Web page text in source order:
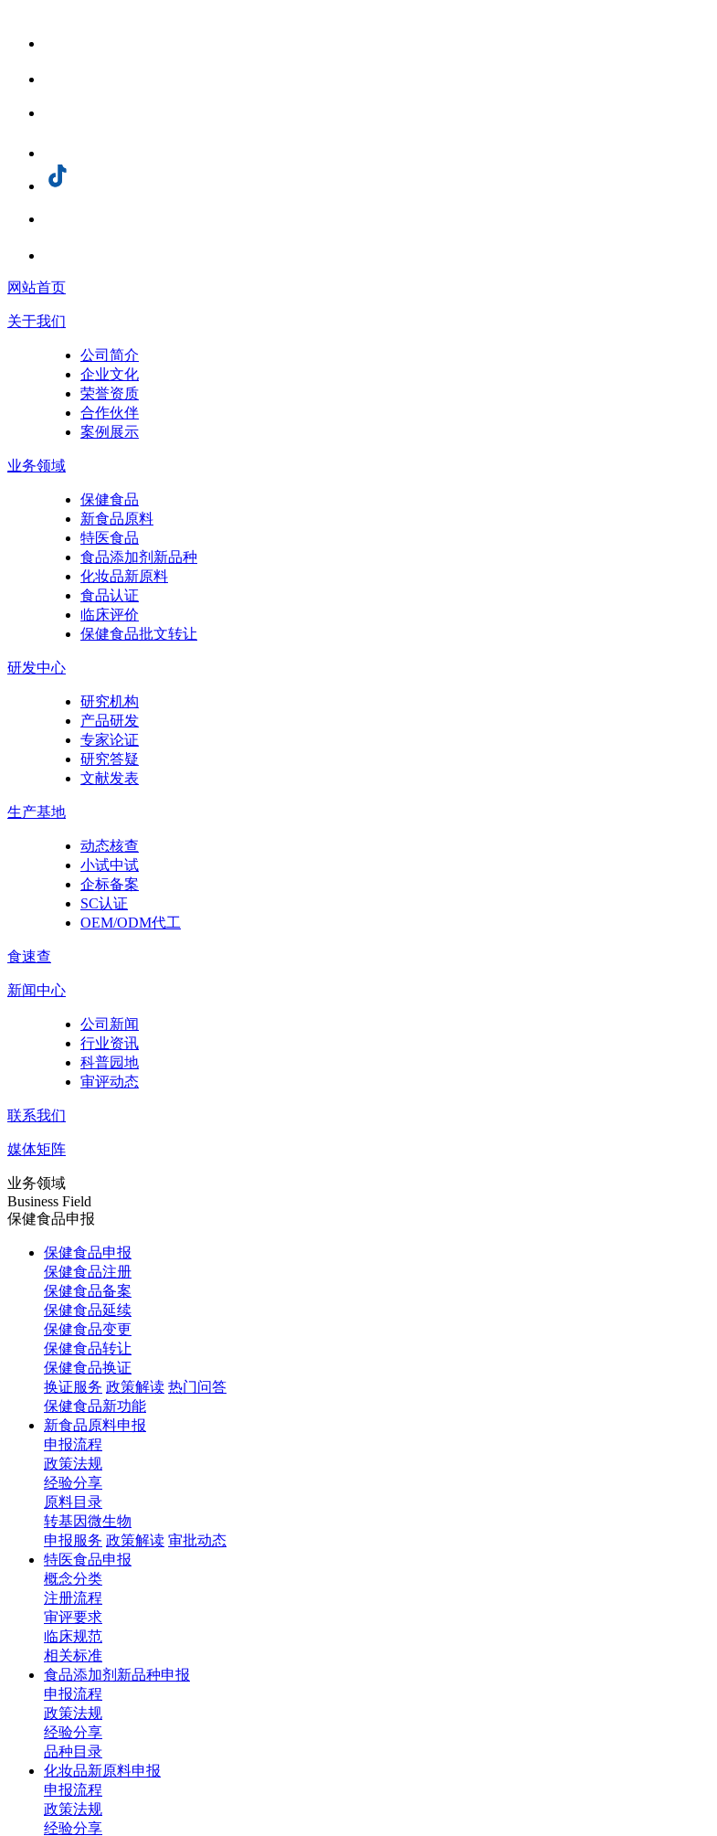
网站首页
关于我们
公司简介
企业文化
荣誉资质
合作伙伴
案例展示
业务领域
保健食品
新食品原料
特医食品
食品添加剂新品种
化妆品新原料
食品认证
临床评价
保健食品批文转让
研发中心
研究机构
产品研发
专家论证
研究答疑
文献发表
生产基地
动态核查
小试中试
企标备案
SC认证
OEM/ODM代工
食速查
新闻中心
公司新闻
行业资讯
科普园地
审评动态
联系我们
媒体矩阵
业务领域
Business Field
保健食品申报
保健食品申报
保健食品注册
保健食品备案
保健食品延续
保健食品变更
保健食品转让
保健食品换证
换证服务 政策解读 热门问答
保健食品新功能
新食品原料申报
申报流程
政策法规
经验分享
原料目录
转基因微生物
申报服务 政策解读 审批动态
特医食品申报
概念分类
注册流程
审评要求
临床规范
相关标准
食品添加剂新品种申报
申报流程
政策法规
经验分享
品种目录
化妆品新原料申报
申报流程
政策法规
经验分享